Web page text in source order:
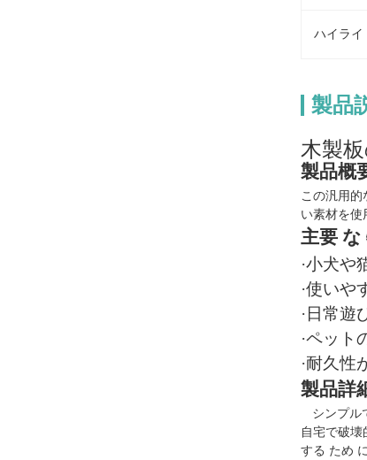
ハイライ
製品
木製
製品概
この汎用
い素材を使
主要 な
·小犬や
·使いや
·日常遊
·ペット
·耐久性
製品詳
シンプル
自宅で破
する ため